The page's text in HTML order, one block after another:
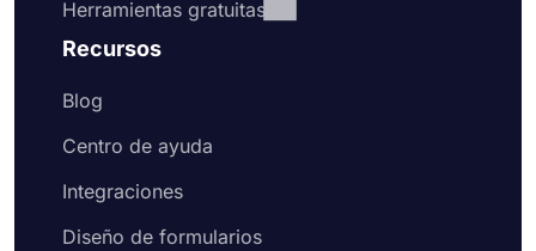
Herramientas gratuitas
Recursos
Blog
Centro de ayuda
Integraciones
Diseño de formularios